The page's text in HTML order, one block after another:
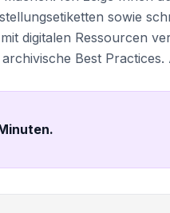
sowie
digitalen Ressourcen
Best
.